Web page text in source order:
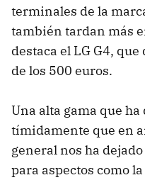
terminales de la
también tardan más
destaca el LG G4,
de los 500 euros.
Una alta gama que ha
tímidamente que en
general nos ha
para aspectos como